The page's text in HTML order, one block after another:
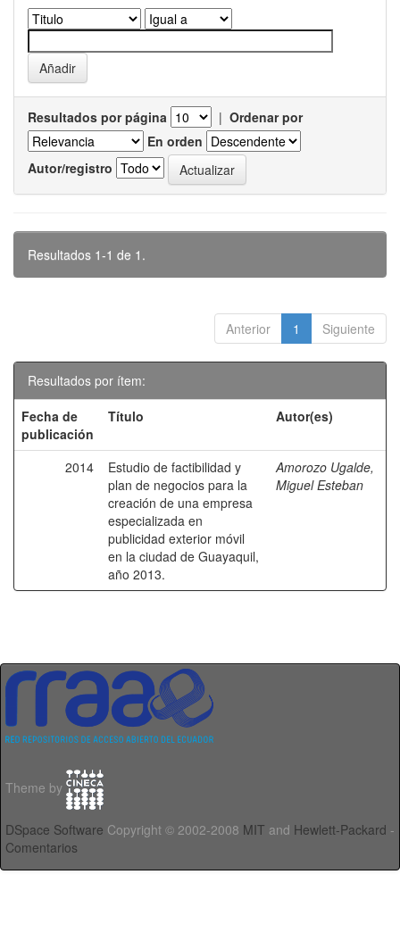
Resultados por página | Ordenar por
En orden
Autor/registro
Resultados 1-1 de 1.
Anterior 1 Siguiente
Resultados por ítem:
Fecha de
publicación
Título Autor(es)
2014
Estudio de factibilidad y
plan de negocios para la
creación de una empresa
especializada en
publicidad exterior móvil
en la ciudad de Guayaquil,
año 2013.
Amorozo Ugalde,
Miguel Esteban
Theme by
DSpace Software Copyright © 2002-2008 MIT and Hewlett-Packard -
Comentarios